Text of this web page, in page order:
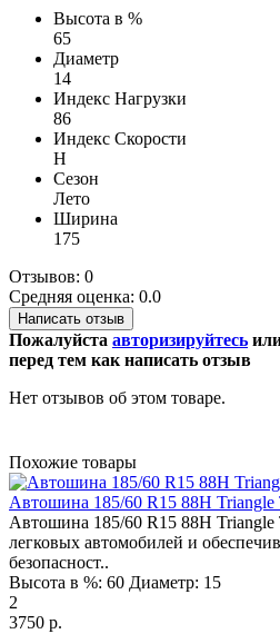
Высота в %
65
Диаметр
14
Индекс Нагрузки
86
Индекс Скорости
H
Сезон
Лето
Ширина
175
Отзывов: 0
Средняя оценка: 0.0
Написать отзыв
Пожалуйста авторизируйтесь
перед тем как написать отзыв
Нет отзывов об этом товаре.
Похожие товары
Автошина 185/60 R15 88H Triangle
Автошина 185/60 R15 88H Triangle
легковых автомобилей и
безопасност..
Высота в %: 60 Диаметр: 15
2
3750 р.